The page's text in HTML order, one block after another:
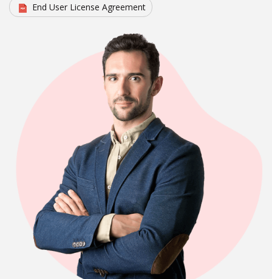
End User License Agreement